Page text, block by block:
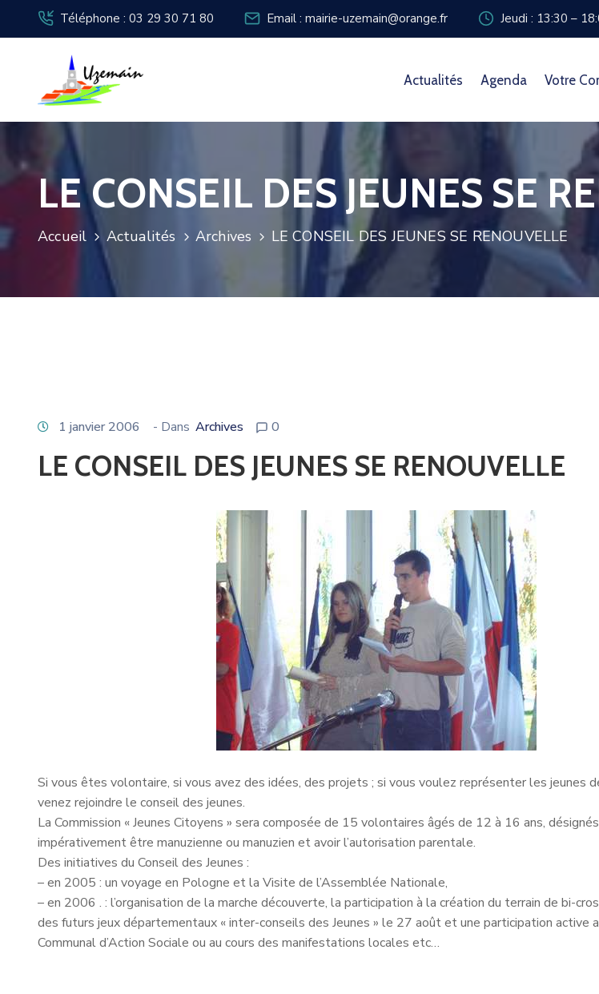
Téléphone : 03 29 30 71 80 Email : mairie-uzemain@orange.fr Jeudi : 13:30 –
Actualités Agenda Votre
LE CONSEIL DES JEUNES SE
Accueil Actualités Archives LE CONSEIL DES JEUNES SE RENOUVELLE
1 janvier 2006 - Dans Archives 0
LE CONSEIL DES JEUNES SE RENOUVELLE
Si vous êtes volontaire, si vous avez des idées, des projets ; si vous voulez représenter les jeunes
venez rejoindre le conseil des jeunes.
La Commission « Jeunes Citoyens » sera composée de 15 volontaires âgés de 12 à 16 ans,
impérativement être manuzienne ou manuzien et avoir l’autorisation parentale.
Des initiatives du Conseil des Jeunes :
– en 2005 : un voyage en Pologne et la Visite de l’Assemblée Nationale,
– en 2006 . : l’organisation de la marche découverte, la participation à la création du terrain de bi-
des futurs jeux départementaux « inter-conseils des Jeunes » le 27 août et une participation active
Communal d’Action Sociale ou au cours des manifestations locales etc…